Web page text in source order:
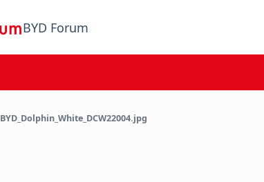
BYD Forum
BYD_Dolphin_White_DCW22004.jpg